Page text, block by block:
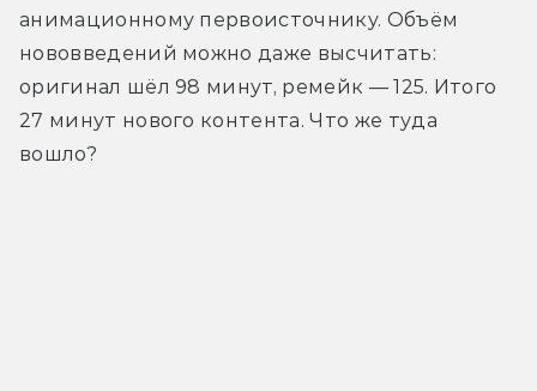
анимационному первоисточнику. Объём
нововведений можно даже высчитать:
оригинал шёл 98 минут, ремейк — 125. Итого
27 минут нового контента. Что же туда
вошло?